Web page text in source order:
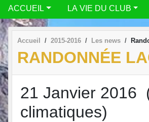
ACCUEIL LA VIE DU CLUB
Accueil 2015-2016 Les news
RANDONNÉE
21 Janvier 2016
climatiques)